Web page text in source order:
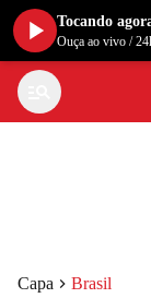
Capa Brasil
Tocando
Ouça ao vivo /